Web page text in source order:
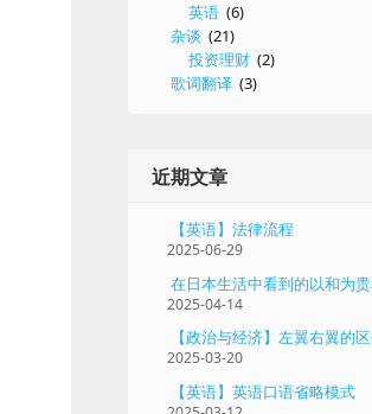
英语 (6)
杂谈 (21)
投资理财 (2)
歌词翻译 (3)
近期文章
【英语】法律流程
2025-06-29
在日本生活中看到的以和为
2025-04-14
【政治与经济】左翼右翼的
2025-03-20
【英语】英语口语省略模式